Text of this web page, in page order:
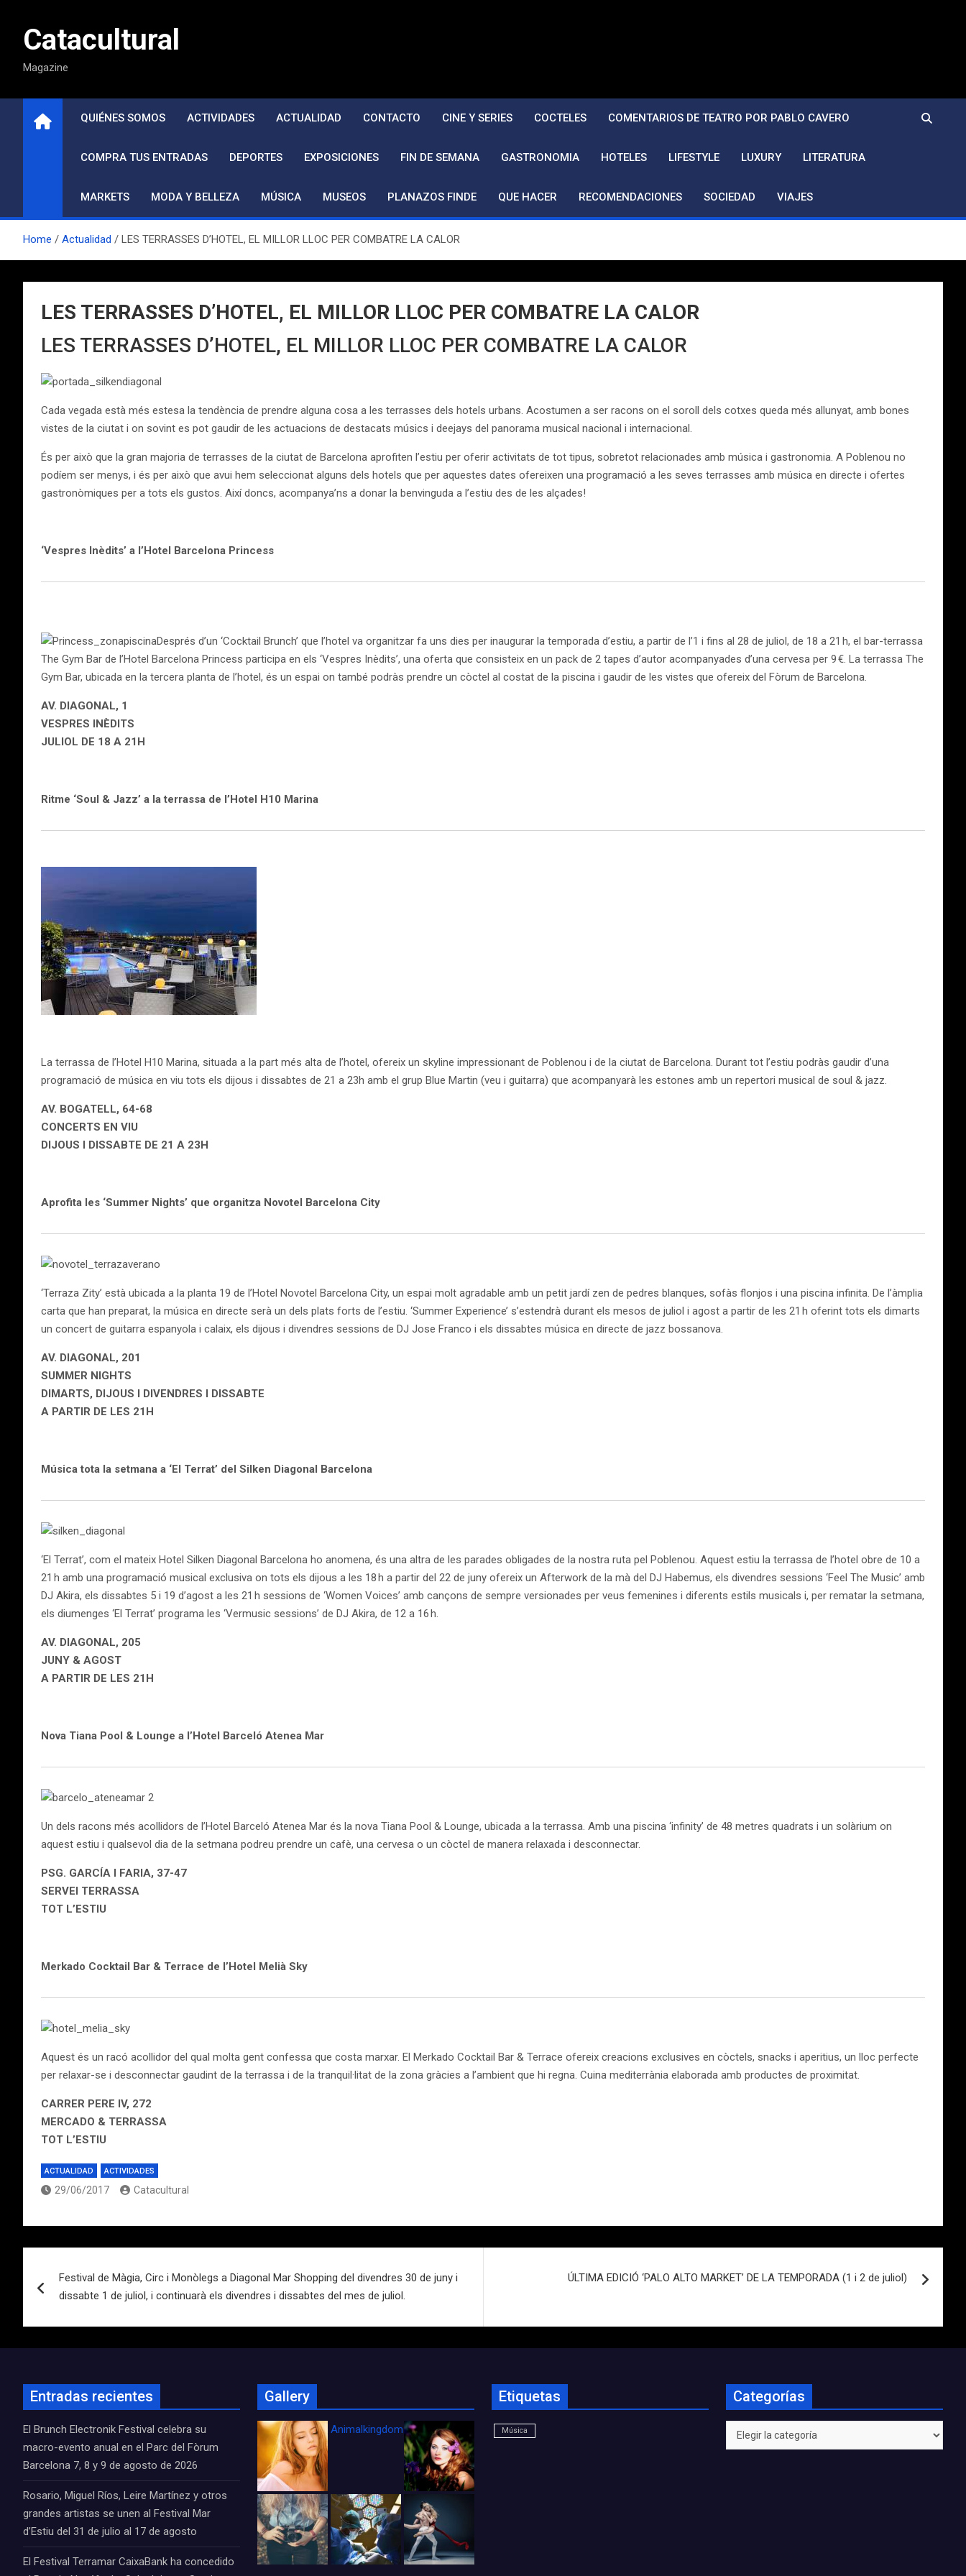
contenidoCatacultural
Magazine
QUIÉNES SOMOS ACTIVIDADES ACTUALIDAD CONTACTO CINE Y SERIES COCTELES COMENTARIOS DE TEATRO POR PABLO CAVERO
COMPRA TUS ENTRADAS DEPORTES EXPOSICIONES FIN DE SEMANA GASTRONOMIA HOTELES LIFESTYLE LUXURY LITERATURA
MARKETS MODA Y BELLEZA MÚSICA MUSEOS PLANAZOS FINDE QUE HACER RECOMENDACIONES SOCIEDAD VIAJES
Home Actualidad LES TERRASSES D’HOTEL, EL MILLOR LLOC PER COMBATRE LA CALOR
LES TERRASSES D’HOTEL, EL MILLOR LLOC PER COMBATRE LA CALOR
LES TERRASSES D’HOTEL, EL MILLOR LLOC PER COMBATRE LA CALOR
Cada vegada està més estesa la tendència de prendre alguna cosa a les terrasses dels hotels urbans. Acostumen a ser racons on el soroll dels cotxes queda més allunyat, amb bones
vistes de la ciutat i on sovint es pot gaudir de les actuacions de destacats músics i deejays del panorama musical nacional i internacional.
És per això que la gran majoria de terrasses de la ciutat de Barcelona aprofiten l’estiu per oferir activitats de tot tipus, sobretot relacionades amb música i gastronomia. A Poblenou no
podíem ser menys, i és per això que avui hem seleccionat alguns dels hotels que per aquestes dates ofereixen una programació a les seves terrasses amb música en directe i ofertes
gastronòmiques per a tots els gustos. Així doncs, acompanya’ns a donar la benvinguda a l’estiu des de les alçades!
‘Vespres Inèdits’ a l’Hotel Barcelona Princess
Després d’un ‘Cocktail Brunch’ que l’hotel va organitzar fa uns dies per inaugurar la temporada d’estiu, a partir de l’1 i fins al 28 de juliol, de 18 a 21 h, el bar-terrassa
The Gym Bar de l’Hotel Barcelona Princess participa en els ‘Vespres Inèdits’, una oferta que consisteix en un pack de 2 tapes d’autor acompanyades d’una cervesa per 9 €. La terrassa The
Gym Bar, ubicada en la tercera planta de l’hotel, és un espai on també podràs prendre un còctel al costat de la piscina i gaudir de les vistes que ofereix del Fòrum de Barcelona.
AV. DIAGONAL, 1
VESPRES INÈDITS
JULIOL DE 18 A 21H
Ritme ‘Soul & Jazz’ a la terrassa de l’Hotel H10 Marina
La terrassa de l’Hotel H10 Marina, situada a la part més alta de l’hotel, ofereix un skyline impressionant de Poblenou i de la ciutat de Barcelona. Durant tot l’estiu podràs gaudir d’una
programació de música en viu tots els dijous i dissabtes de 21 a 23h amb el grup Blue Martin (veu i guitarra) que acompanyarà les estones amb un repertori musical de soul & jazz.
AV. BOGATELL, 64-68
CONCERTS EN VIU
DIJOUS I DISSABTE DE 21 A 23H
Aprofita les ‘Summer Nights’ que organitza Novotel Barcelona City
‘Terraza Zity’ està ubicada a la planta 19 de l’Hotel Novotel Barcelona City, un espai molt agradable amb un petit jardí zen de pedres blanques, sofàs flonjos i una piscina infinita. De l’àmplia
carta que han preparat, la música en directe serà un dels plats forts de l’estiu. ‘Summer Experience’ s’estendrà durant els mesos de juliol i agost a partir de les 21 h oferint tots els dimarts
un concert de guitarra espanyola i calaix, els dijous i divendres sessions de DJ Jose Franco i els dissabtes música en directe de jazz bossanova.
AV. DIAGONAL, 201
SUMMER NIGHTS
DIMARTS, DIJOUS I DIVENDRES I DISSABTE
A PARTIR DE LES 21H
Música tota la setmana a ‘El Terrat’ del Silken Diagonal Barcelona
‘El Terrat’, com el mateix Hotel Silken Diagonal Barcelona ho anomena, és una altra de les parades obligades de la nostra ruta pel Poblenou. Aquest estiu la terrassa de l’hotel obre de 10 a
21 h amb una programació musical exclusiva on tots els dijous a les 18 h a partir del 22 de juny ofereix un Afterwork de la mà del DJ Habemus, els divendres sessions ‘Feel The Music’ amb
DJ Akira, els dissabtes 5 i 19 d’agost a les 21 h sessions de ‘Women Voices’ amb cançons de sempre versionades per veus femenines i diferents estils musicals i, per rematar la setmana,
els diumenges ‘El Terrat’ programa les ‘Vermusic sessions’ de DJ Akira, de 12 a 16 h.
AV. DIAGONAL, 205
JUNY & AGOST
A PARTIR DE LES 21H
Nova Tiana Pool & Lounge a l’Hotel Barceló Atenea Mar
Un dels racons més acollidors de l’Hotel Barceló Atenea Mar és la nova Tiana Pool & Lounge, ubicada a la terrassa. Amb una piscina ‘infinity’ de 48 metres quadrats i un solàrium on
aquest estiu i qualsevol dia de la setmana podreu prendre un cafè, una cervesa o un còctel de manera relaxada i desconnectar.
PSG. GARCÍA I FARIA, 37-47
SERVEI TERRASSA
TOT L’ESTIU
Merkado Cocktail Bar & Terrace de l’Hotel Melià Sky
Aquest és un racó acollidor del qual molta gent confessa que costa marxar. El Merkado Cocktail Bar & Terrace ofereix creacions exclusives en còctels, snacks i aperitius, un lloc perfecte
per relaxar-se i desconnectar gaudint de la terrassa i de la tranquil·litat de la zona gràcies a l’ambient que hi regna. Cuina mediterrània elaborada amb productes de proximitat.
CARRER PERE IV, 272
MERCADO & TERRASSA
TOT L’ESTIU
ACTUALIDAD ACTIVIDADES
29/06/2017 Catacultural
de
entradas
Festival de Màgia, Circ i Monòlegs a Diagonal Mar Shopping del divendres 30 de juny i
dissabte 1 de juliol, i continuarà els divendres i dissabtes del mes de juliol.
ÚLTIMA EDICIÓ ‘PALO ALTO MARKET’ DE LA TEMPORADA (1 i 2 de juliol)
Entradas recientes
El Brunch Electronik Festival celebra su
macro-evento anual en el Parc del Fòrum
Barcelona 7, 8 y 9 de agosto de 2026
Rosario, Miguel Ríos, Leire Martínez y otros
grandes artistas se unen al Festival Mar
d’Estiu del 31 de julio al 17 de agosto
El Festival Terramar CaixaBank ha concedido
Gallery
Animalkingdom_FichaCine
Etiquetas
Música
Categorías
Categorías